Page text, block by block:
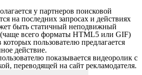
у партнеров поисковой
на последних запросах и действиях
быть статичный неподвижный
всего форматы HTML5 или GIF)
пользователю предлагается
действие.
показывается видеоролик с
переводящей на сайт рекламодателя.